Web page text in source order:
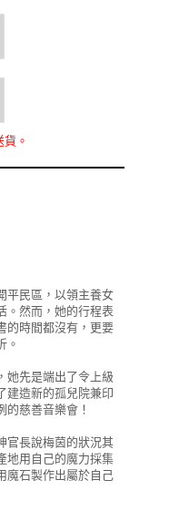
貨。
平民區，以領主養女
。然而，她的行程表
的時間都沒有，更要
。
她先是端出了令上級
建造新的孤兒院兼印
的慈善音樂會！
官長說梅茵的狀況其
地用自己的魔力採集
魔石製作出屬於自己